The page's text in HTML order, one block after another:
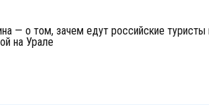
— о том, зачем едут российские туристы
на Урале